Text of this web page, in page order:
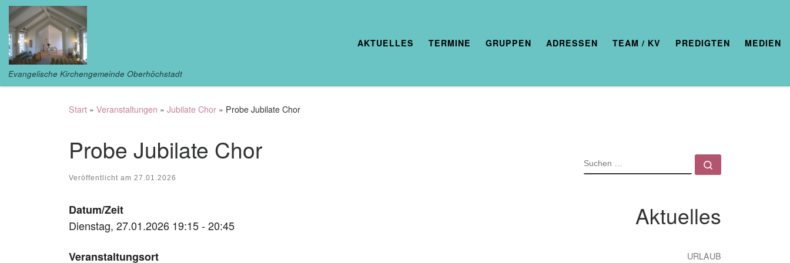
Zum Inhalt springen
Evangelische Kirchengemeinde Oberhöchstadt
AKTUELLES TERMINE GRUPPEN ADRESSEN TEAM / KV PREDIGTEN MEDIEN
Start » Veranstaltungen » Jubilate Chor » Probe Jubilate Chor
Probe Jubilate Chor
Veröffentlicht am 27.01.2026
Datum/Zeit
Dienstag, 27.01.2026 19:15 - 20:45
Veranstaltungsort
SUCHE
Aktuelles
URLAUB